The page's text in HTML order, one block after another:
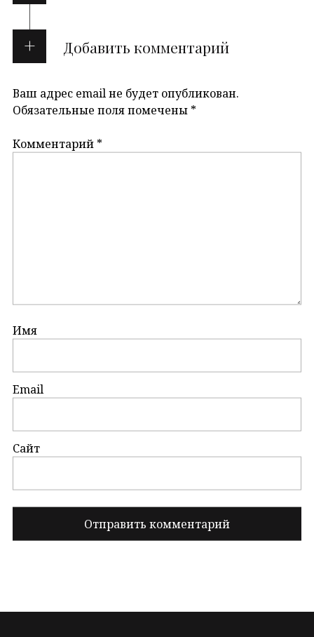
Добавить комментарий
Ваш адрес email не будет опубликован.
Обязательные поля помечены *
Комментарий *
Имя
Email
Сайт